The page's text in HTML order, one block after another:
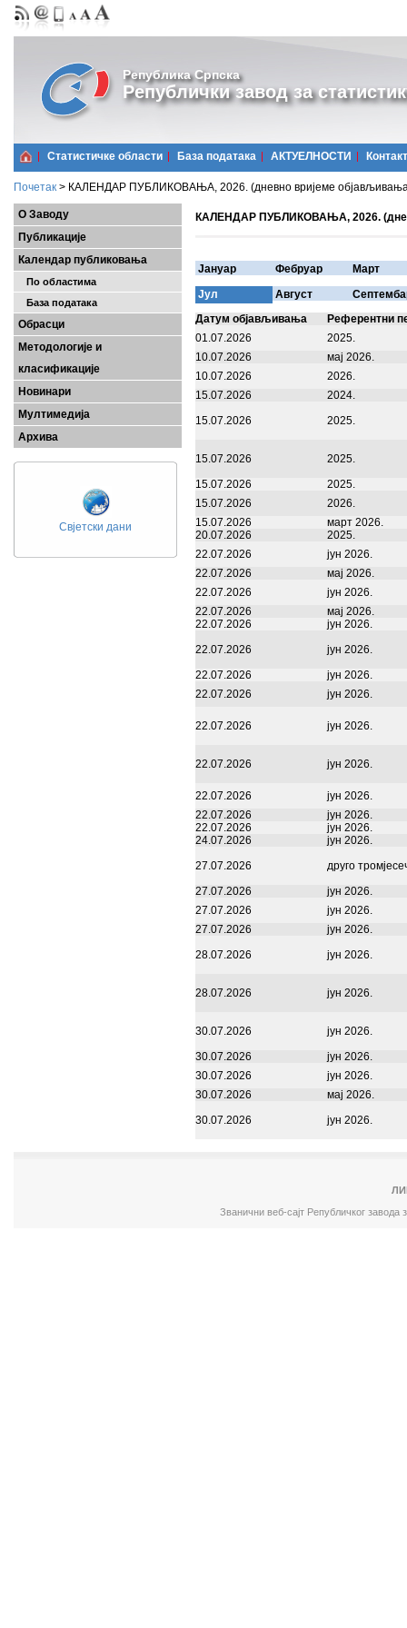
Република Српска
Републички завод за
Статистичке области Базa података АКТУЕЛНОСТИ Контакт
Почетак > КАЛЕНДАР ПУБЛИКОВАЊА, 2026. (дневно вријеме објављивања
О Заводу
Публикације
Календар публиковања
По областима
База података
Обрасци
Методологије и
класификације
Новинари
Мултимедија
Архива
Свјетски дани
КАЛЕНДАР ПУБЛИКОВАЊА, 2026.
Јануар Фебруар
Март
Јул
Август
Датум објављивања
Референтни
01.07.2026
2025.
10.07.2026
мај 2026.
10.07.2026
2026.
15.07.2026
2024.
15.07.2026
2025.
15.07.2026
2025.
15.07.2026
2025.
15.07.2026
2026.
15.07.2026
март 2026.
20.07.2026
2025.
22.07.2026
јун 2026.
22.07.2026
мај 2026.
22.07.2026
јун 2026.
22.07.2026
мај 2026.
22.07.2026
јун 2026.
22.07.2026
јун 2026.
22.07.2026
јун 2026.
22.07.2026
јун 2026.
22.07.2026 јун 2026.
22.07.2026 јун 2026.
22.07.2026
јун 2026.
22.07.2026
јун 2026.
22.07.2026
јун 2026.
24.07.2026
јун 2026.
27.07.2026
друго
27.07.2026
јун 2026.
27.07.2026
јун 2026.
27.07.2026
јун 2026.
28.07.2026
јун 2026.
28.07.2026 јун 2026.
30.07.2026
јун 2026.
30.07.2026
јун 2026.
30.07.2026
јун 2026.
30.07.2026
мај 2026.
30.07.2026
јун 2026.
Званични веб-сајт Републичког